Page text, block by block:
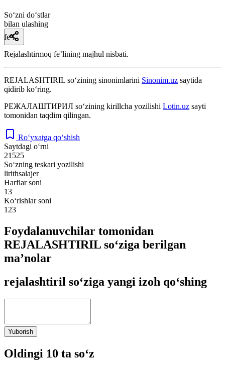
So‘zni do‘stlar
bilan ulashing
fe’l
Rejalashtirmoq feʼlining majhul nisbati.
REJALASHTIRIL so‘zining sinonimlarini Sinonim.uz saytida
qidirib ko‘ring.
РЕЖАЛАШТИРИЛ so‘zining kirillcha yozilishi Lotin.uz sayti
tomonidan taqdim qilingan.
Ro‘yxatga qo‘shish
Saytdagi o‘rni
21525
So‘zning teskari yozilishi
lirithsalajer
Harflar soni
13
Ko‘rishlar soni
123
Foydalanuvchilar tomonidan
REJALASHTIRIL so‘ziga berilgan
ma’nolar
rejalashtiril so‘ziga yangi izoh qo‘shing
Yuborish
Oldingi 10 ta so‘z